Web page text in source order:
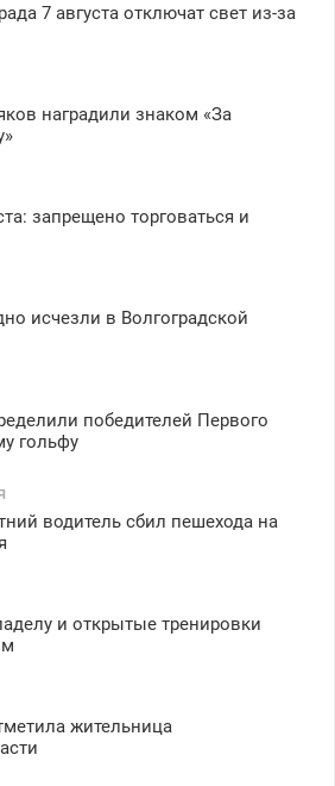
7 августа отключат свет из-за
наградили знаком «За
запрещено торговаться и
исчезли в Волгоградской
победителей Первого
гольфу
водитель сбил пешехода на
и открытые тренировки
жительница